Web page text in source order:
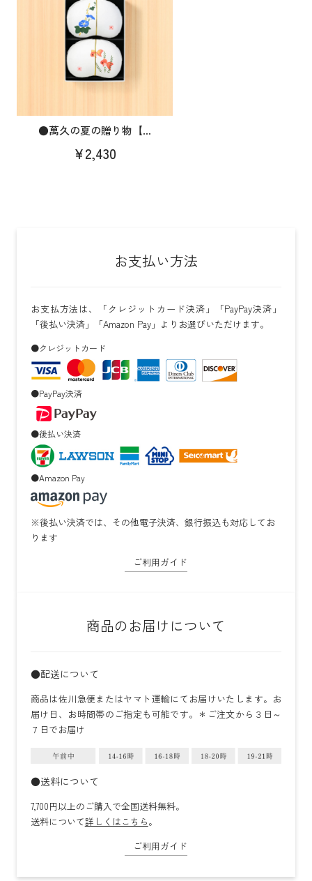
●萬久の夏の贈り物【...
¥2,430
お支払い方法
お支払方法は、「クレジットカード決済」「PayPay決済」
「後払い決済」「Amazon Pay」よりお選びいただけます。
●クレジットカード
●PayPay決済
●後払い決済
●Amazon Pay
※後払い決済では、その他電子決済、銀行振込も対応してお
ります
ご利用ガイド
商品のお届けについて
●配送について
商品は佐川急便またはヤマト運輸にてお届けいたします。お
届け日、お時間帯のご指定も可能です。＊ご注文から３日～
７日でお届け
●送料について
7,700円以上のご購入で全国送料無料。
送料について詳しくはこちら。
ご利用ガイド